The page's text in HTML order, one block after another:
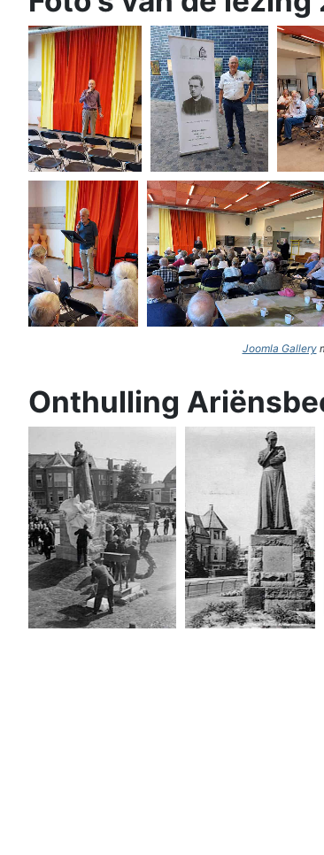
Joomla Gallery
Onthulling